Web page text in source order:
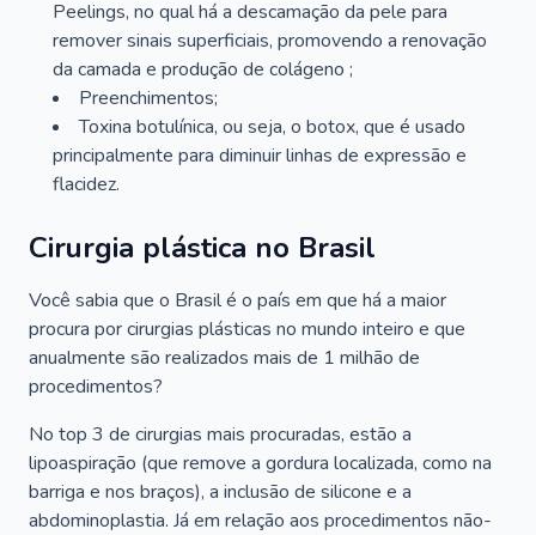
Peelings, no qual há a descamação da pele para
remover sinais superficiais, promovendo a renovação
da camada e produção de colágeno ;
Preenchimentos;
Toxina botulínica, ou seja, o botox, que é usado
principalmente para diminuir linhas de expressão e
flacidez.
Cirurgia plástica no Brasil
Você sabia que o Brasil é o país em que há a maior
procura por cirurgias plásticas no mundo inteiro e que
anualmente são realizados mais de 1 milhão de
procedimentos?
No top 3 de cirurgias mais procuradas, estão a
lipoaspiração (que remove a gordura localizada, como na
barriga e nos braços), a inclusão de silicone e a
abdominoplastia. Já em relação aos procedimentos não-